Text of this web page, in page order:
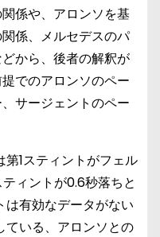
係や、アロンソを基
係、メルセデスのパ
から、後者の解釈が
でのアロンソのペー
サージェントのペー
1スティントがフェル
ィントが0.6秒落ちと
は有効なデータがない
ている、アロンソとの